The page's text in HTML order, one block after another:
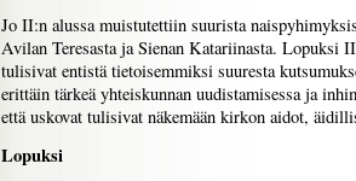
Jo II:n alussa muistutettiin suurista
Avilan Teresasta ja Sienan Katariinasta. Lopuksi
tulisivat entistä tietoisemmiksi suuresta
erittäin tärkeä yhteiskunnan uudistamisessa ja
että uskovat tulisivat näkemään kirkon aidot,
Lopuksi